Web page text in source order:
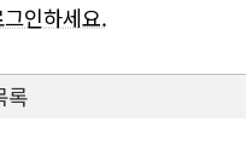
인하세요.
록